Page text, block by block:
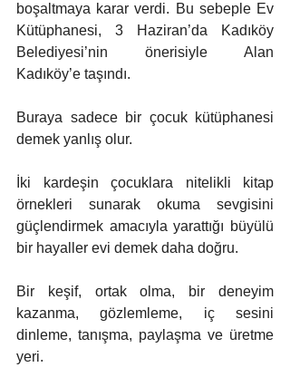
boşaltmaya karar verdi. Bu sebeple Ev
Kütüphanesi, 3 Haziran’da Kadıköy
Belediyesi’nin önerisiyle Alan
Kadıköy’e taşındı.
Buraya sadece bir çocuk kütüphanesi
demek yanlış olur.
İki kardeşin çocuklara nitelikli kitap
örnekleri sunarak okuma sevgisini
güçlendirmek amacıyla yarattığı büyülü
bir hayaller evi demek daha doğru.
Bir keşif, ortak olma, bir deneyim
kazanma, gözlemleme, iç sesini
dinleme, tanışma, paylaşma ve üretme
yeri.